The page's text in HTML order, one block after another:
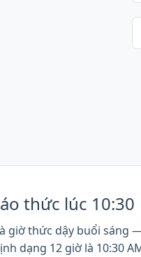
thức lúc 10:30
giờ thức dậy buổi sáng
dạng 12 giờ là 10:30